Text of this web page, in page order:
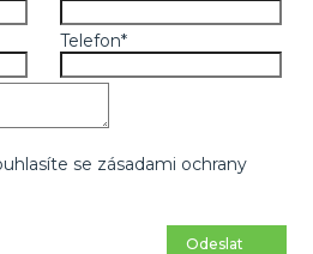
Telefon*
se zásadami ochrany
Odeslat